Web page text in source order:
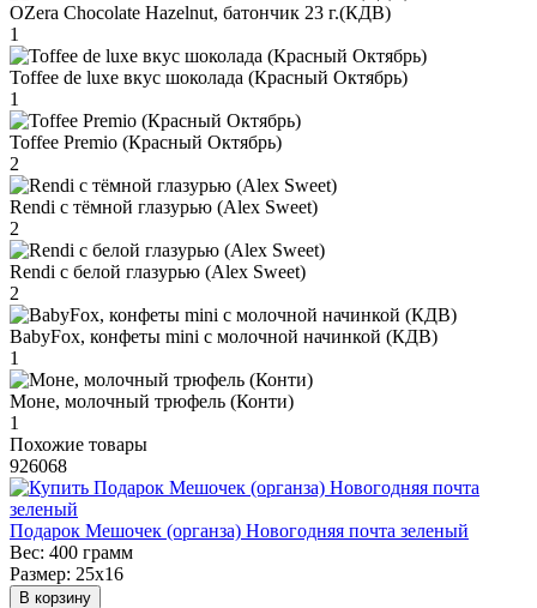
OZera Chocolate Hazelnut, батончик 23 г.(КДВ)
1
Toffee de luxe вкус шоколада (Красный Октябрь)
1
Toffee Premio (Красный Октябрь)
2
Rendi с тёмной глазурью (Alex Sweet)
2
Rendi с белой глазурью (Alex Sweet)
2
BabyFox, конфеты mini c молочной начинкой (КДВ)
1
Моне, молочный трюфель (Конти)
1
Похожие товары
926068
Подарок Мешочек (органза) Новогодняя почта зеленый
Вес: 400 грамм
Размер: 25х16
В корзину